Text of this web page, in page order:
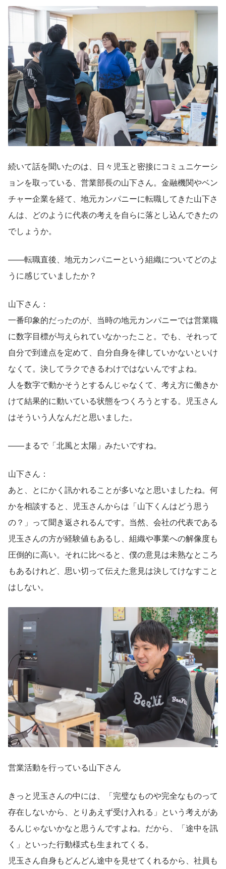
続いて話を聞いたのは、日々児玉と密接にコミュニケーシ
ョンを取っている、営業部長の山下さん。金融機関やベン
チャー企業を経て、地元カンパニーに転職してきた山下さ
んは、どのように代表の考えを自らに落とし込んできたの
でしょうか。
——転職直後、地元カンパニーという組織についてどのよ
うに感じていましたか？
山下さん：
一番印象的だったのが、当時の地元カンパニーでは営業職
に数字目標が与えられていなかったこと。でも、それって
自分で到達点を定めて、自分自身を律していかないといけ
なくて。決してラクできるわけではないんですよね。
人を数字で動かそうとするんじゃなくて、考え方に働きか
けて結果的に動いている状態をつくろうとする。児玉さん
はそういう人なんだと思いました。
——まるで「北風と太陽」みたいですね。
山下さん：
あと、とにかく訊かれることが多いなと思いましたね。何
かを相談すると、児玉さんからは「山下くんはどう思う
の？」って聞き返されるんです。当然、会社の代表である
児玉さんの方が経験値もあるし、組織や事業への解像度も
圧倒的に高い。それに比べると、僕の意見は未熟なところ
もあるけれど、思い切って伝えた意見は決してけなすこと
はしない。
営業活動を行っている山下さん
きっと児玉さんの中には、「完璧なものや完全なものって
存在しないから、とりあえず受け入れる」という考えがあ
るんじゃないかなと思うんですよね。だから、「途中を訊
く」といった行動様式も生まれてくる。
児玉さん自身もどんどん途中を見せてくれるから、社員も